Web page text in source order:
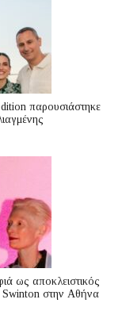
παρουσιάστηκε
ως αποκλειστικός
Swinton στην Αθήνα